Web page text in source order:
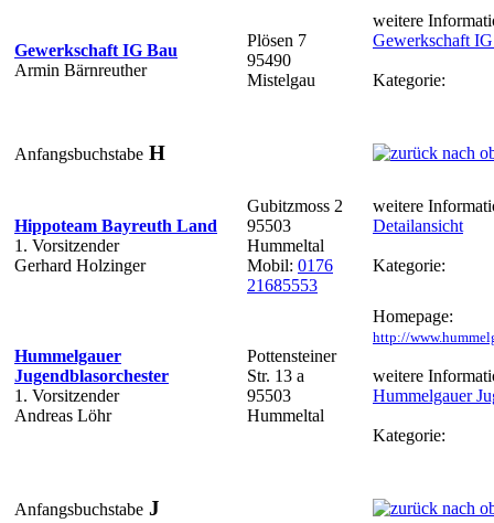
Gewerkschaft IG Bau
Armin Bärnreuther
Plösen 7
95490
Mistelgau
weitere
Gewerkschaft
Kategorie:
Anfangsbuchstabe H
Hippoteam Bayreuth Land
1. Vorsitzender
Gerhard Holzinger
Gubitzmoss 2
95503
Hummeltal
Mobil: 0176
21685553
weitere
Detailansicht
Kategorie:
Hummelgauer
Jugendblasorchester
1. Vorsitzender
Andreas Löhr
Pottensteiner
Str. 13 a
95503
Hummeltal
Homepage:
http://
weitere
Hummelgauer
Kategorie:
Anfangsbuchstabe J